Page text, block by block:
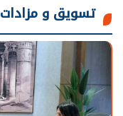
تسويق و مزادات